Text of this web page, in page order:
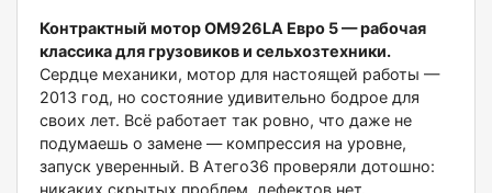
Контрактный мотор OM926LA Евро 5 — рабочая
классика для грузовиков и сельхозтехники.
Сердце механики, мотор для настоящей работы —
2013 год, но состояние удивительно бодрое для
своих лет. Всё работает так ровно, что даже не
подумаешь о замене — компрессия на уровне,
запуск уверенный. В Атего36 проверяли дотошно:
никаких скрытых проблем, дефектов нет.